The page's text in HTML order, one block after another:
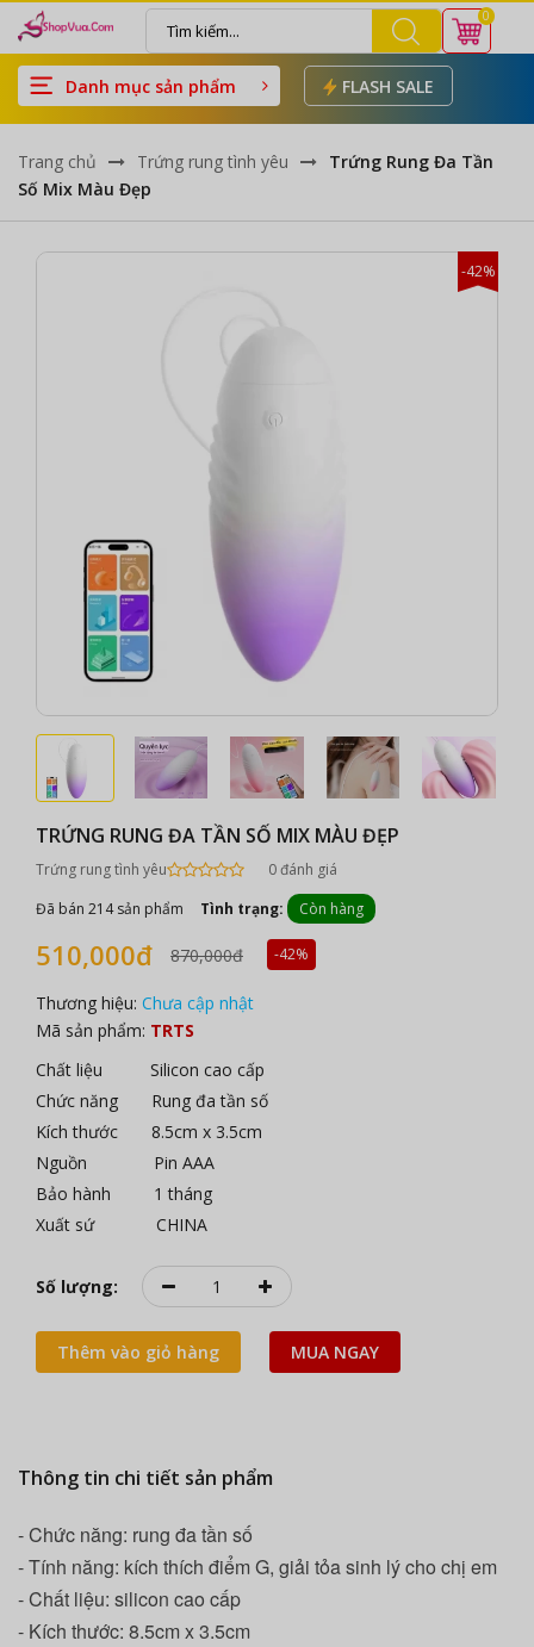
0
Danh mục sản phẩm FLASH SALE
Trang chủ Trứng rung tình yêu
Trứng Rung Đa Tần
Số Mix Màu Đẹp
-42%
TRỨNG RUNG ĐA TẦN SỐ MIX MÀU ĐẸP
Trứng rung tình yêu
0 đánh giá
Đã bán 214 sản phẩm
Tình trạng: Còn hàng
510,000đ 870,000đ -42%
Thương hiệu: Chưa cập nhật
Mã sản phẩm: TRTS
Chất liệu Silicon cao cấp
Chức năng Rung đa tần số
Kích thước 8.5cm x 3.5cm
Nguồn Pin AAA
Bảo hành 1 tháng
Xuất sứ CHINA
Số lượng:
Thêm vào giỏ hàng MUA NGAY
Thông tin chi tiết sản phẩm
- Chức năng: rung đa tần số
- Tính năng: kích thích điểm G, giải tỏa sinh lý cho chị em
- Chất liệu: silicon cao cấp
- Kích thước: 8.5cm x 3.5cm